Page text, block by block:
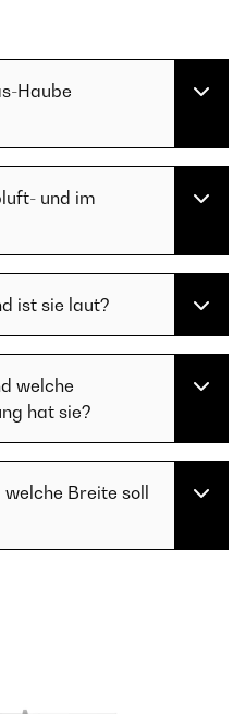
Haube
und im
ist sie laut?
welche
hat sie?
Breite soll